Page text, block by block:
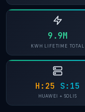
9.9M
KWH LIFETIME TOTAL
H:25 S:15
HUAWEI + SOLIS